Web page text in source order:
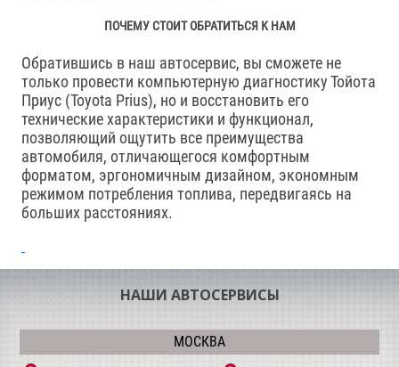
ПОЧЕМУ СТОИТ ОБРАТИТЬСЯ К НАМ
Обратившись в наш автосервис, вы сможете не
только провести компьютерную диагностику Тойота
Приус (Toyota Prius), но и восстановить его
технические характеристики и функционал,
позволяющий ощутить все преимущества
автомобиля, отличающегося комфортным
форматом, эргономичным дизайном, экономным
режимом потребления топлива, передвигаясь на
больших расстояниях.
НАШИ АВТОСЕРВИСЫ
МОСКВА